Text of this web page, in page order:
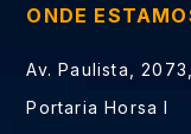
ONDE
Av. Paulista,
Portaria Horsa I